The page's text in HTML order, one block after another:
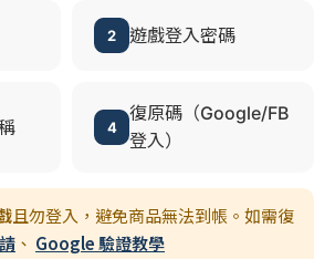
2 遊戲登入密碼
4
復原碼（Google/FB
登入）
且勿登入，避免商品無法到帳。如需復
、 Google 驗證教學